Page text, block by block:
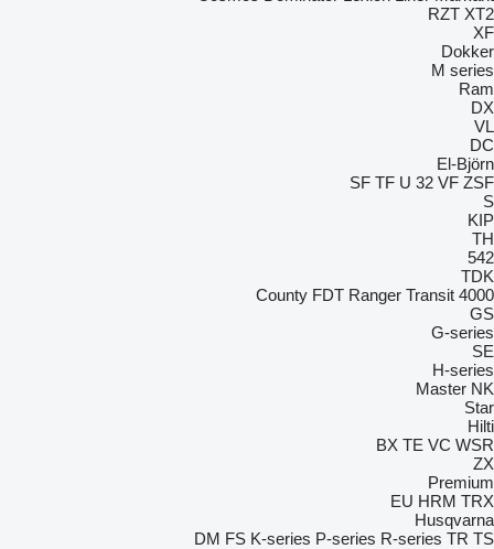
RZT XT2
XF
Dokker
M series
Ram
DX
VL
DC
El-Björn
SF TF U 32 VF ZSF
S
KIP
TH
542
TDK
4000
County FDT Ranger Transit
GS
G-series
SE
H-series
Master NK
Star
Hilti
BX TE VC WSR
ZX
Premium
EU HRM TRX
Husqvarna
DM FS K-series P-series R-series TR TS